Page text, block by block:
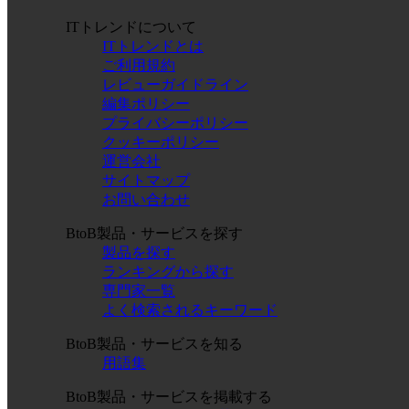
ITトレンドについて
ITトレンドとは
ご利用規約
レビューガイドライン
編集ポリシー
プライバシーポリシー
クッキーポリシー
運営会社
サイトマップ
お問い合わせ
BtoB製品・サービスを探す
製品を探す
ランキングから探す
専門家一覧
よく検索されるキーワード
BtoB製品・サービスを知る
用語集
BtoB製品・サービスを掲載する